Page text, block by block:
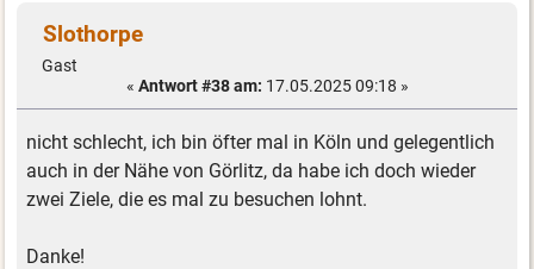
Slothorpe
Gast
« Antwort #38 am: 17.05.2025 09:18 »
nicht schlecht, ich bin öfter mal in Köln und gelegentlich
auch in der Nähe von Görlitz, da habe ich doch wieder
zwei Ziele, die es mal zu besuchen lohnt.
Danke!